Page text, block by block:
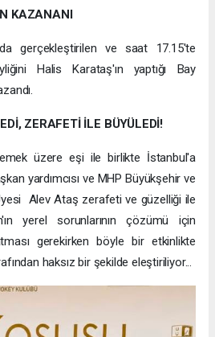
KAZANANI
gerçekleştirilen ve saat 17.15'te
Halis Karataş'ın yaptığı Bay
ZERAFETİ İLE BÜYÜLEDİ!
üzere eşi ile birlikte İstanbul'a
yardımcısı ve MHP Büyükşehir ve
Alev Ataş zerafeti ve güzelliği ile
yerel sorunlarının çözümü için
gerekirken böyle bir etkinlikte
haksız bir şekilde eleştiriliyor...